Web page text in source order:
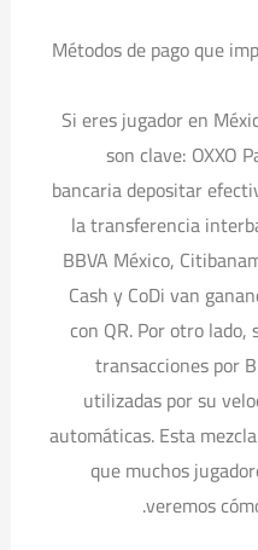
Métodos de pago que
Si eres jugador en
son clave: OXXO
bancaria depositar
la transferencia
BBVA México,
Cash y CoDi van
con QR. Por otro
transacciones por
utilizadas por su
automáticas. Esta
que muchos
veremos